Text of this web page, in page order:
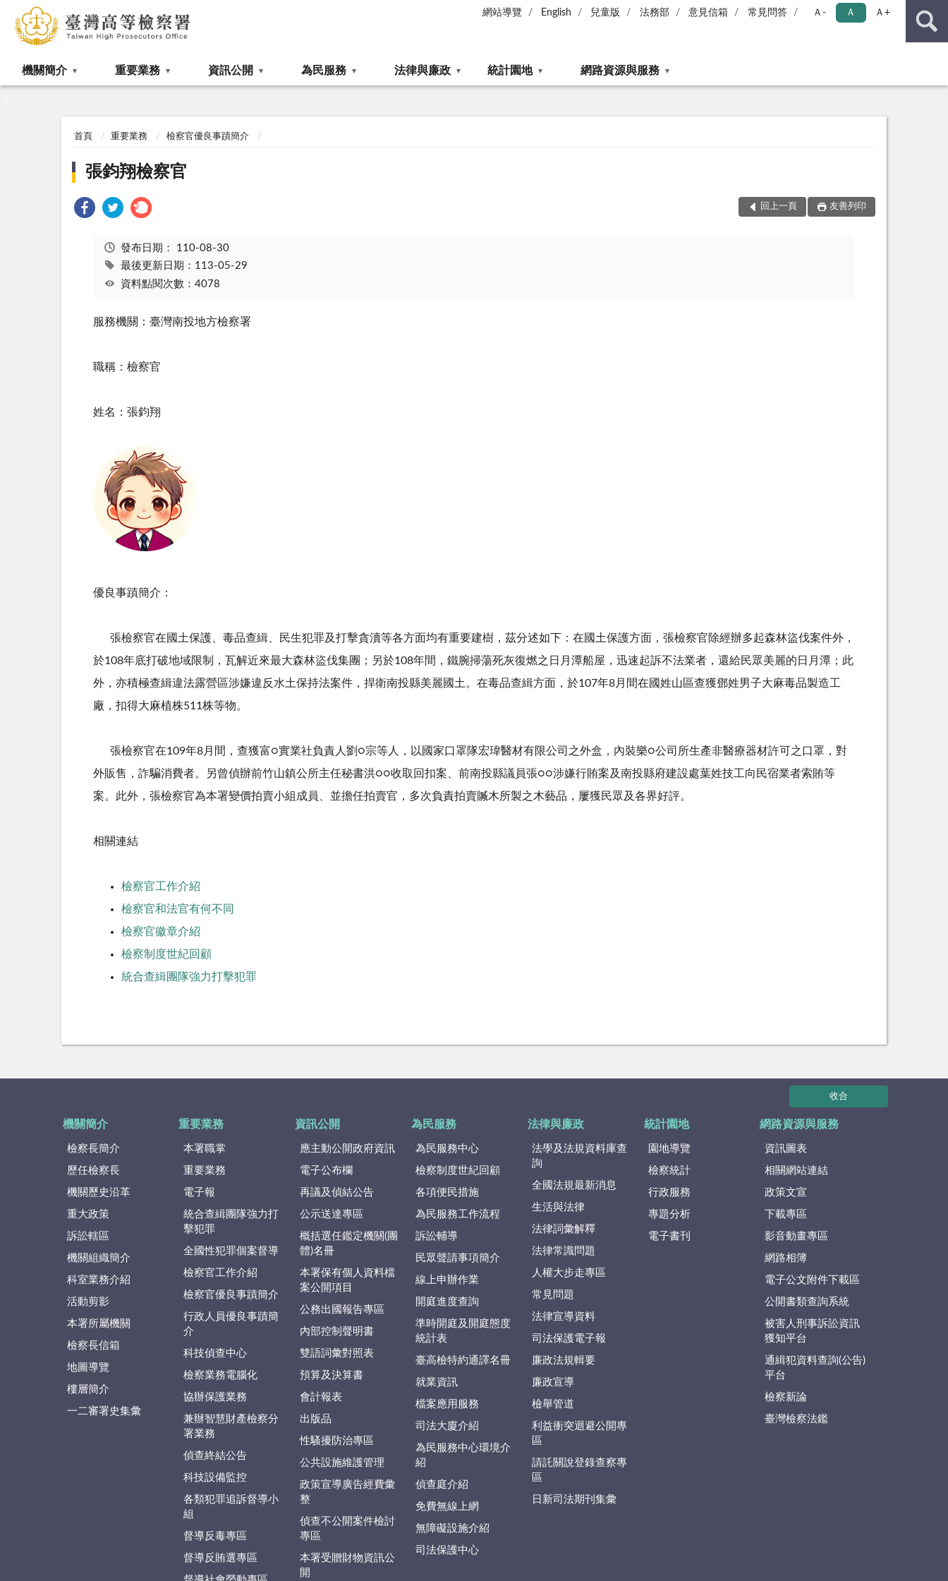
網站導覽 English 兒童版 法務部 意見信箱 常見問答 Ａ- Ａ Ａ+
機關簡介 重要業務 資訊公開 為民服務 法律與廉政 統計園地 網路資源與服務
首頁 重要業務 檢察官優良事蹟簡介
張鈞翔檢察官
回上一頁 友善列印
發布日期： 110-08-30
最後更新日期：113-05-29
資料點閱次數：4078
服務機關：臺灣南投地方檢察署
職稱：檢察官
姓名：張鈞翔
優良事蹟簡介：
張檢察官在國土保護、毒品查緝、民生犯罪及打擊貪瀆等各方面均有重要建樹，茲分述如下：在國土保護方面，張檢察官除經辦多起森林盜伐案件外，
於108年底打破地域限制，瓦解近來最大森林盜伐集團；另於108年間，鐵腕掃蕩死灰復燃之日月潭船屋，迅速起訴不法業者，還給民眾美麗的日月潭；此
外，亦積極查緝違法露營區涉嫌違反水土保持法案件，捍衛南投縣美麗國土。在毒品查緝方面，於107年8月間在國姓山區查獲鄧姓男子大麻毒品製造工
廠，扣得大麻植株511株等物。
張檢察官在109年8月間，查獲富○實業社負責人劉○宗等人，以國家口罩隊宏瑋醫材有限公司之外盒，內裝樂○公司所生產非醫療器材許可之口罩，對
外販售，詐騙消費者。另曾偵辦前竹山鎮公所主任秘書洪○○收取回扣案、前南投縣議員張○○涉嫌行賄案及南投縣府建設處葉姓技工向民宿業者索賄等
案。此外，張檢察官為本署變價拍賣小組成員、並擔任拍賣官，多次負責拍賣贓木所製之木藝品，屢獲民眾及各界好評。
相關連結
檢察官工作介紹
檢察官和法官有何不同
檢察官徽章介紹
檢察制度世紀回顧
統合查緝團隊強力打擊犯罪
收合
機關簡介
檢察長簡介
歷任檢察長
機關歷史沿革
重大政策
訴訟轄區
機關組織簡介
科室業務介紹
活動剪影
本署所屬機關
檢察長信箱
地圖導覽
樓層簡介
一二審署史集彙
重要業務
本署職掌
重要業務
電子報
統合查緝團隊強力打
擊犯罪
全國性犯罪個案督導
檢察官工作介紹
檢察官優良事蹟簡介
行政人員優良事蹟簡
介
科技偵查中心
檢察業務電腦化
協辦保護業務
兼辦智慧財產檢察分
署業務
偵查終結公告
科技設備監控
各類犯罪追訴督導小
組
督導反毒專區
督導反賄選專區
資訊公開
應主動公開政府資訊
電子公布欄
再議及偵結公告
公示送達專區
概括選任鑑定機關(團
體)名冊
本署保有個人資料檔
案公開項目
公務出國報告專區
內部控制聲明書
雙語詞彙對照表
預算及決算書
會計報表
出版品
性騷擾防治專區
公共設施維護管理
政策宣導廣告經費彙
整
偵查不公開案件檢討
專區
本署受贈財物資訊公
開
為民服務
為民服務中心
檢察制度世紀回顧
各項便民措施
為民服務工作流程
訴訟輔導
民眾聲請事項簡介
線上申辦作業
開庭進度查詢
準時開庭及開庭態度
統計表
臺高檢特約通譯名冊
就業資訊
檔案應用服務
司法大廈介紹
為民服務中心環境介
紹
偵查庭介紹
免費無線上網
無障礙設施介紹
司法保護中心
法律與廉政
法學及法規資料庫查
詢
全國法規最新消息
生活與法律
法律詞彙解釋
法律常識問題
人權大步走專區
常見問題
法律宣導資料
司法保護電子報
廉政法規輯要
廉政宣導
檢舉管道
利益衝突迴避公開專
區
請託關說登錄查察專
區
日新司法期刊集彙
統計園地
園地導覽
檢察統計
行政服務
專題分析
電子書刊
網路資源與服務
資訊圖表
相關網站連結
政策文宣
下載專區
影音動畫專區
網路相簿
電子公文附件下載區
公開書類查詢系統
被害人刑事訴訟資訊
獲知平台
通緝犯資料查詢(公告)
平台
檢察新論
臺灣檢察法鑑